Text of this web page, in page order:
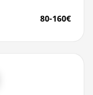
80-160€